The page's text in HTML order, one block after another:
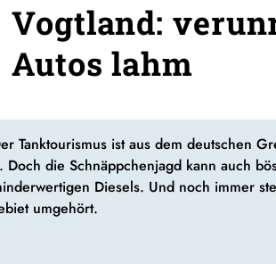
Vogtland:
Autos lahm
Tanktourismus ist aus dem deutschen
Doch die Schnäppchenjagd kann auch
Diesels. Und noch immer
umgehört.